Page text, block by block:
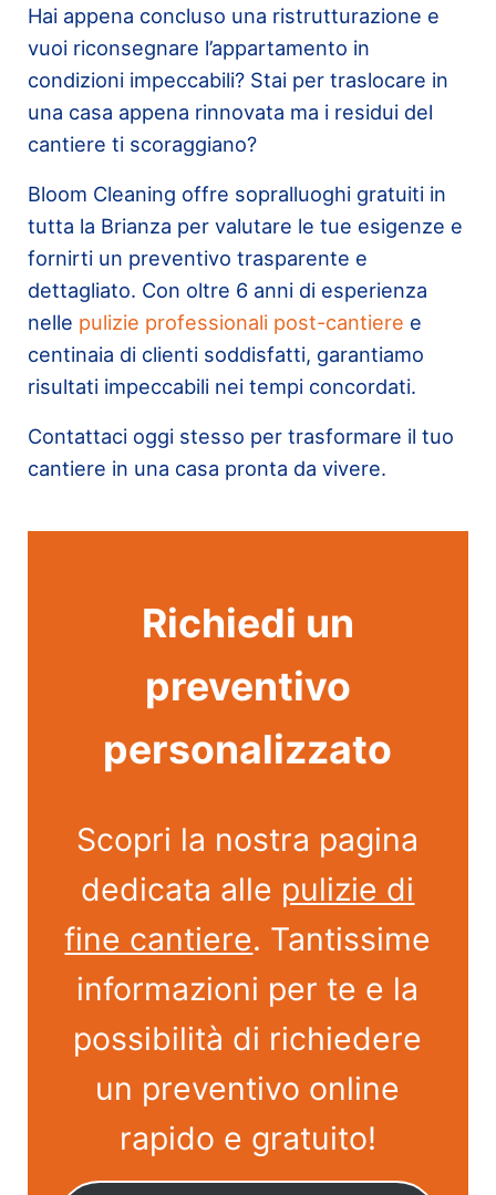
Hai appena concluso una ristrutturazione e
vuoi riconsegnare l’appartamento in
condizioni impeccabili? Stai per traslocare in
una casa appena rinnovata ma i residui del
cantiere ti scoraggiano?
Bloom Cleaning offre sopralluoghi gratuiti in
tutta la Brianza per valutare le tue esigenze e
fornirti un preventivo trasparente e
dettagliato. Con oltre 6 anni di esperienza
nelle pulizie professionali post-cantiere e
centinaia di clienti soddisfatti, garantiamo
risultati impeccabili nei tempi concordati.
Contattaci oggi stesso per trasformare il tuo
cantiere in una casa pronta da vivere.
Richiedi un
preventivo
personalizzato
Scopri la nostra pagina
dedicata alle pulizie di
fine cantiere. Tantissime
informazioni per te e la
possibilità di richiedere
un preventivo online
rapido e gratuito!